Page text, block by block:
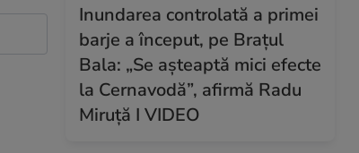
Inundarea controlată a primei
barje a început, pe Brațul
Bala: „Se așteaptă mici efecte
la Cernavodă”, afirmă Radu
Miruță I VIDEO